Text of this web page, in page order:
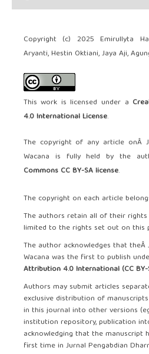
Copyright (c) 2025 Emirullyta
Aryanti, Hestin Oktiani, Jaya Aji,
This work is licensed under a
4.0 International License.
The copyright of any article onÂ
Wacana is fully held by the
Commons CC BY-SA license.
The copyright on each article
The authors retain all of their
limited to the rights set out on this
The author acknowledges that theÂ
Wacana was the first to publish
Attribution 4.0 International (CC BY-
Authors may submit articles
exclusive distribution of
in this journal into other versions
institution repository, publication
acknowledging that the manuscript
first time in Jurnal Pengabdian